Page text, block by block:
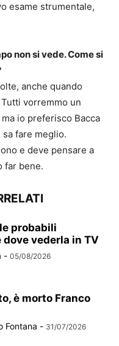
esame strumentale,
non si vede. Come si
anche quando
Tutti vorremmo un
io preferisco Bacca
fare meglio.
e deve pensare a
far bene.
probabili
vederla in TV
- 05/08/2026
è morto Franco
Fontana - 31/07/2026